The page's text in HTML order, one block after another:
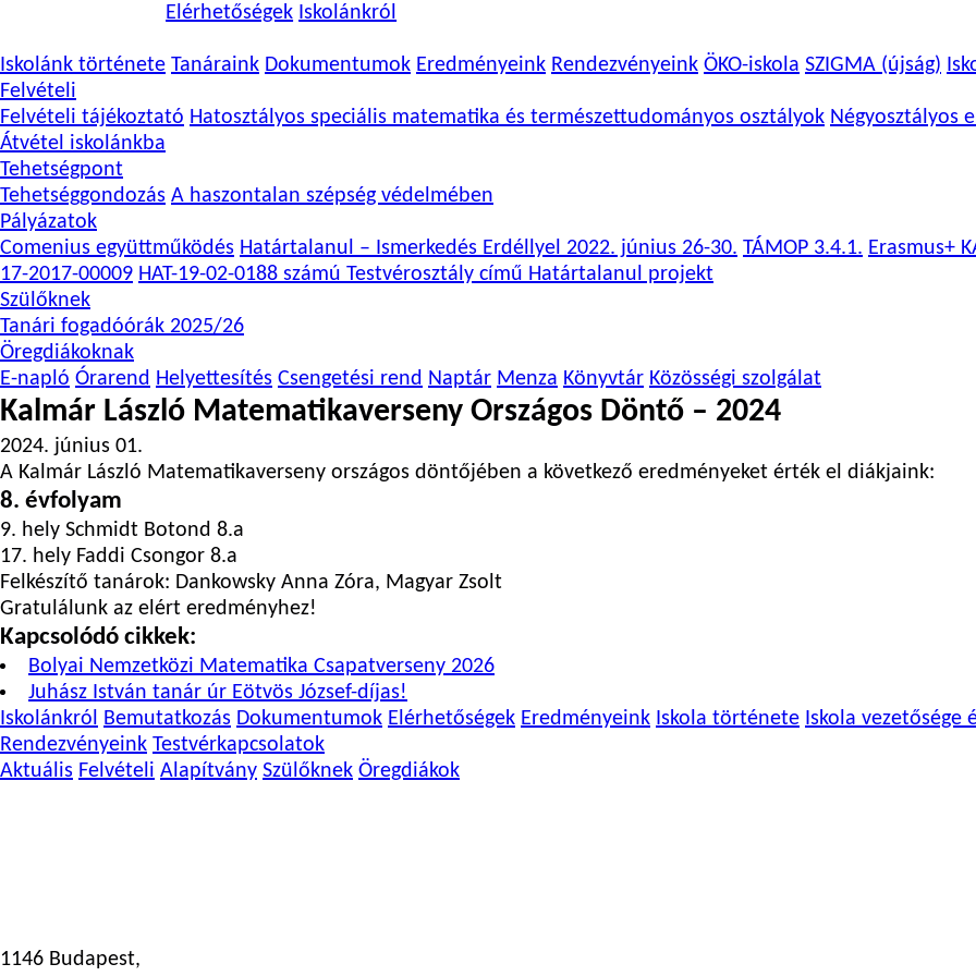
Elérhetőségek Iskolánkról
Iskolánk története Tanáraink Dokumentumok Eredményeink Rendezvényeink ÖKO-iskola SZIGMA (újság)
Felvételi
Felvételi tájékoztató Hatosztályos speciális matematika és természettudományos osztályok Négyosztályos
Átvétel iskolánkba
Tehetségpont
Tehetséggondozás A haszontalan szépség védelmében
Pályázatok
Comenius együttműködés Határtalanul – Ismerkedés Erdéllyel 2022. június 26-30. TÁMOP 3.4.1. Erasmus+
17-2017-00009 HAT-19-02-0188 számú Testvérosztály című Határtalanul projekt
Szülőknek
Tanári fogadóórák 2025/26
Öregdiákoknak
E-napló Órarend Helyettesítés Csengetési rend Naptár Menza Könyvtár Közösségi szolgálat
Kalmár László Matematikaverseny Országos Döntő – 2024
2024. június 01.
A Kalmár László Matematikaverseny országos döntőjében a következő eredményeket érték el diákjaink:
8. évfolyam
9. hely Schmidt Botond 8.a
17. hely Faddi Csongor 8.a
Felkészítő tanárok: Dankowsky Anna Zóra, Magyar Zsolt
Gratulálunk az elért eredményhez!
Kapcsolódó cikkek:
Bolyai Nemzetközi Matematika Csapatverseny 2026
Juhász István tanár úr Eötvös József-díjas!
Iskolánkról Bemutatkozás Dokumentumok Elérhetőségek Eredményeink Iskola története Iskola vezetősége
Rendezvényeink Testvérkapcsolatok
Aktuális Felvételi Alapítvány Szülőknek Öregdiákok
1146 Budapest,